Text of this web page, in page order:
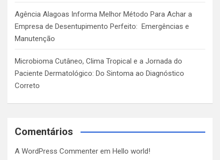
Agência Alagoas Informa Melhor Método Para Achar a
Empresa de Desentupimento Perfeito: Emergências e
Manutenção
Microbioma Cutâneo, Clima Tropical e a Jornada do
Paciente Dermatológico: Do Sintoma ao Diagnóstico
Correto
Comentários
A WordPress Commenter em Hello world!